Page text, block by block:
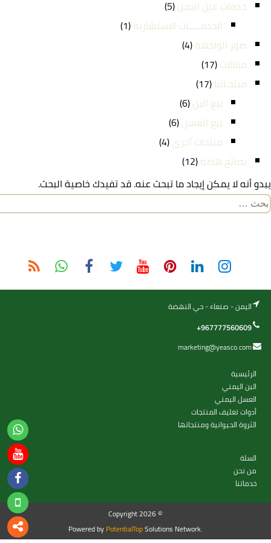
خدمات عين اليمن(5)
الخدمـــــات الاستشارية(1)
صور الواجهة(4)
مقالات(17)
منتجـاتنا (17)
بيع البن(6)
بيع العسل(6)
منتجات أخرى(4)
نصائح هامة(12)
يبدو أنه لا يمكن إيجاد ما تبحث عنه. قد تفيدك خاصية البحث.
البحث
اليمن - صنعاء - حي النهضة
+967777560609
marketing@yeasco.com
الرئيسية
البن اليمني
العسل اليمني
أدوات تغليف المنتجات
الثروة الحيوانية ومنتجاتها
السلة
من نحن
خدماتنا
Copyright 2026 ©
Powered byPotentialTopSolutions Network.